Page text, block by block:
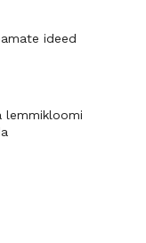
ideed
lemmikloomi